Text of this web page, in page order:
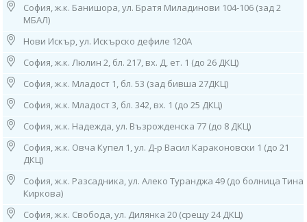
5. София, ж.к. "Княжево", ул. “Дамяница” 2, партер
тел: 0882 720 552
Работно време: 08.00ч до 16.00ч /от понеделник до петък/
6. София, ж.к. "Лозенец",
жилищна група "Южен Парк",
бл. 44, ет. 1 (в Дерматологична Клиника - "Южен Парк"),
тел: 0882 115 120
Работно време:
09.00ч до 13.00ч /от понеделник до петък/
7. София, ж.к. "Младост" 1,
ул. "Стоян Чомаков“
(срещу входа на спешното на Окръжна болница),
тел: 0882 244 828
Работно време:
07.30ч до 15.30ч /от понеделник до петък/
София, ж.к. Банишора, ул. Братя Миладинови 104-106 (зад 2
МБАЛ)
Нови Искър, ул. Искърско дефиле 120А
София, ж.к. Люлин 2, бл. 217, вх. Д, ет. 1 (до 26 ДКЦ)
София, ж.к. Младост 1, бл. 53 (зад бивша 27ДКЦ)
София, ж.к. Младост 3, бл. 342, вх. 1 (до 25 ДКЦ)
София, ж.к. Надежда, ул. Възрожденска 77 (до 8 ДКЦ)
София, ж.к. Овча Купел 1, ул. Д-р Васил Караконовски 1 (до 21
ДКЦ)
София, ж.к. Разсадника, ул. Алеко Туранджа 49 (до болница Тина
Киркова)
София, ж.к. Свобода, ул. Дилянка 20 (срещу 24 ДКЦ)